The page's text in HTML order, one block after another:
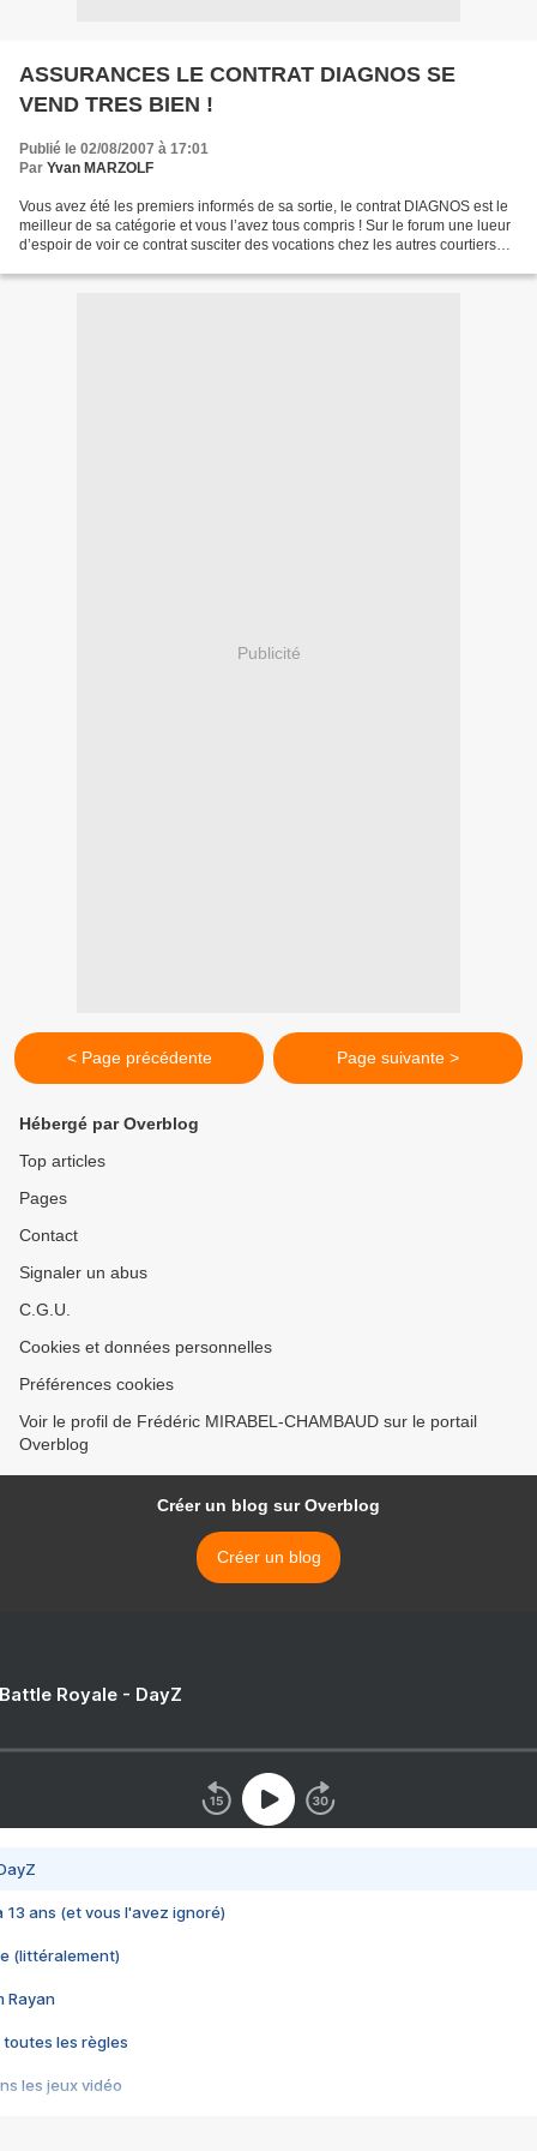
ASSURANCES LE CONTRAT DIAGNOS SE
VEND TRES BIEN !
Publié le 02/08/2007 à 17:01
Par Yvan MARZOLF
Vous avez été les premiers informés de sa sortie, le contrat DIAGNOS est le
meilleur de sa catégorie et vous l’avez tous compris ! Sur le forum une lueur
d’espoir de voir ce contrat susciter des vocations chez les autres courtiers
Publicité
< Page précédente Page suivante >
Hébergé par Overblog
Top articles
Pages
Contact
Signaler un abus
C.G.U.
Cookies et données personnelles
Préférences cookies
Voir le profil de Frédéric MIRABEL-CHAMBAUD sur le portail
Overblog
Créer un blog sur Overblog
Créer un blog
Royale - DayZ
13 ans (et vous l'avez ignoré)
(littéralement)
Rayan
toutes les règles
les jeux vidéo